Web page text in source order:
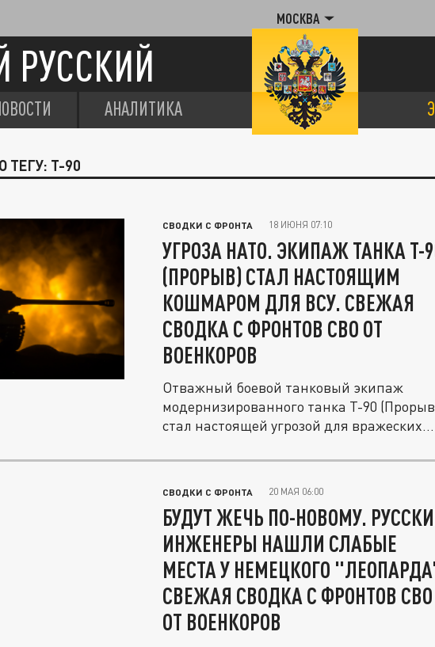
МОСКВА
РУССКИЙ
АНАЛИТИКА
ТЕГУ: Т-90
СВОДКИ С ФРОНТА 18 ИЮНЯ 07:10
УГРОЗА НАТО. ЭКИПАЖ ТАНКА Т-
(ПРОРЫВ) СТАЛ НАСТОЯЩИМ
КОШМАРОМ ДЛЯ ВСУ. СВЕЖАЯ
СВОДКА С ФРОНТОВ СВО ОТ
ВОЕНКОРОВ
Отважный боевой танковый экипаж
модернизированного танка Т-90
стал настоящей угрозой для вражеских...
СВОДКИ С ФРОНТА 20 МАЯ 06:00
БУДУТ ЖЕЧЬ ПО-НОВОМУ.
ИНЖЕНЕРЫ НАШЛИ СЛАБЫЕ
МЕСТА У НЕМЕЦКОГО
СВЕЖАЯ СВОДКА С ФРОНТОВ СВО
ОТ ВОЕНКОРОВ